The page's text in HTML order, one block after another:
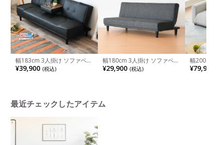
幅183cm 3人掛け ソファベッ
ド シングル ドリンクホルダ
ー付き レザー調 折りたたみ l
¥39,900 (税込)
幅180cm 3人掛け ソファベッ
ド ソファ シンプル 布 ファブ
リック リクライニング 折り
¥29,900 (税込)
幅200cm
ケットコ
人用 ソフ
¥79,900
最近チェックしたアイテム